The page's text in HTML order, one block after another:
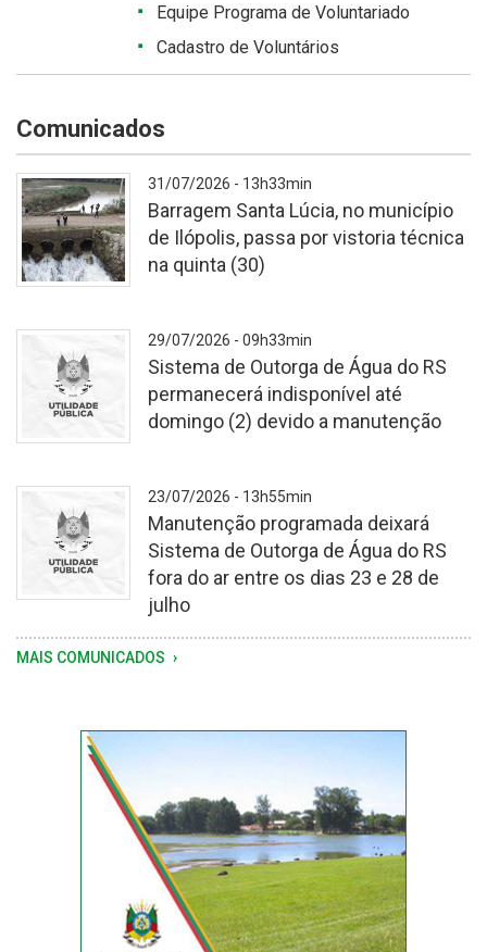
Equipe Programa de Voluntariado
Cadastro de Voluntários
Comunicados
Vistoria
motivada
chuvas
registrada
última
31/07/2026 - 13h33min
Barragem Santa Lúcia, no município
de Ilópolis, passa por vistoria técnica
na quinta (30)
-
29/07/2026 - 09h33min
Sistema de Outorga de Água do RS
permanecerá indisponível até
domingo (2) devido a manutenção
-
23/07/2026 - 13h55min
Manutenção programada deixará
Sistema de Outorga de Água do RS
fora do ar entre os dias 23 e 28 de
julho
MAIS COMUNICADOS